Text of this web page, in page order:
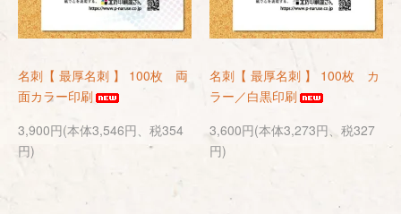
名刺【 最厚名刺 】 100枚 両
面カラー印刷
3,900円(本体3,546円、税354
円)
名刺【 最厚名刺 】 100枚 カ
ラー／白黒印刷
3,600円(本体3,273円、税327
円)